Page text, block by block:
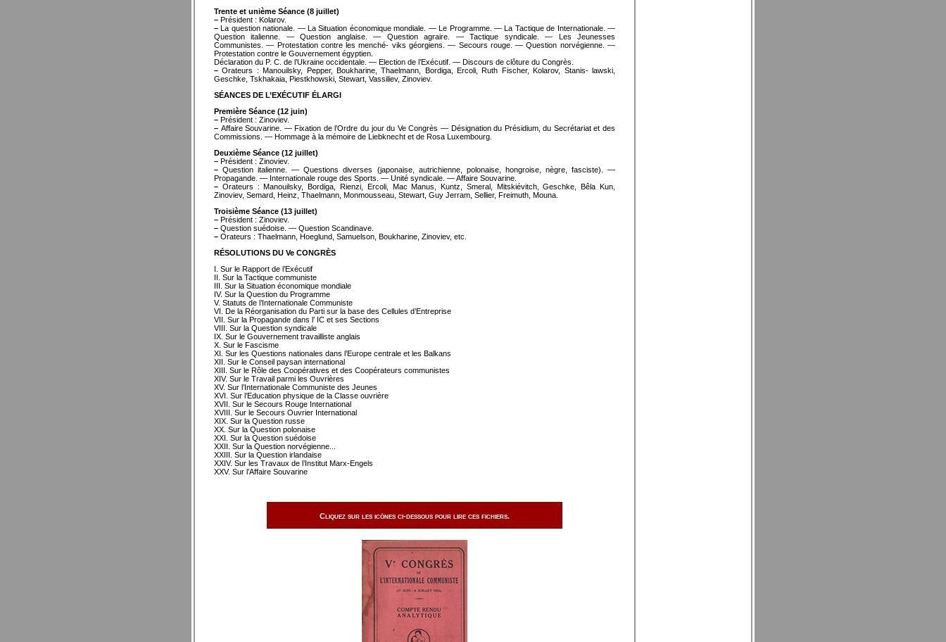
Trente et unième Séance (8 juillet)
– Président : Kolarov.
– La question nationale. — La Situation économique mondiale. — Le Programme. — La Tactique de Internationale. —
Question italienne. — Question anglaise. — Question agraire. — Tactique syndicale. — Les Jeunesses
Communistes. — Protestation contre les menché- viks géorgiens. — Secours rouge. — Question norvégienne. —
Protestation contre le Gouvernement égyptien.
Déclaration du P. C. de l’Ukraine occidentale. — Election de l’Exécutif. — Discours de clôture du Congrès.
– Orateurs : Manouilsky, Pepper, Boukharine, Thaelmann, Bordiga, Ercoli, Ruth Fischer, Kolarov, Stanis- lawski,
Geschke, Tskhakaia, Piestkhowski, Stewart, Vassiliev, Zinoviev.
SÉANCES DE L’EXÉCUTIF ÉLARGI
Première Séance (12 juin)
– Président : Zinoviev.
– Affaire Souvarine. — Fixation de l’Ordre du jour du Ve Congrès — Désignation du Présidium, du Secrétariat et des
Commissions. — Hommage à la mémoire de Liebknecht et de Rosa Luxembourg.
Deuxième Séance (12 juillet)
– Président : Zinoviev.
– Question italienne. — Questions diverses (japonaise, autrichienne, polonaise, hongroise, nègre, fasciste). —
Propagande. — Internationale rouge des Sports. — Unité syndicale. — Affaire Souvarine.
– Orateurs : Manouilsky, Bordiga, Rienzi, Ercoli, Mac Manus, Kuntz, Smeral, Mitskiévitch, Geschke, Bêla Kun,
Zinoviev, Semard, Heinz, Thaelmann, Monmousseau, Stewart, Guy Jerram, Sellier, Freimuth, Mouna.
Troisième Séance (13 juillet)
– Président : Zinoviev.
– Question suédoise. — Question Scandinave.
– Orateurs : Thaelmann, Hoeglund, Samuelson, Boukharine, Zinoviev, etc.
RÉSOLUTIONS DU Ve CONGRÈS
I. Sur le Rapport de l’Exécutif
II. Sur la Tactique communiste
III. Sur la Situation économique mondiale
IV. Sur la Question du Programme
V. Statuts de l’Internationale Communiste
VI. De la Réorganisation du Parti sur la base des Cellules d’Entreprise
VII. Sur la Propagande dans l’ IC et ses Sections
VIII. Sur la Question syndicale
IX. Sur le Gouvernement travailliste anglais
X. Sur le Fascisme
XI. Sur les Questions nationales dans l’Europe centrale et les Balkans
XII. Sur le Conseil paysan international
XIII. Sur le Rôle des Coopératives et des Coopérateurs communistes
XIV. Sur le Travail parmi les Ouvrières
XV. Sur l’Internationale Communiste des Jeunes
XVI. Sur l’Education physique de la Classe ouvrière
XVII. Sur le Secours Rouge International
XVIII. Sur le Secours Ouvrier International
XIX. Sur la Question russe
XX. Sur la Question polonaise
XXI. Sur la Question suédoise
XXII. Sur la Question norvégienne...
XXIII. Sur la Question irlandaise
XXIV. Sur les Travaux de l’Institut Marx-Engels
XXV. Sur l’Affaire Souvarine
Cliquez sur les icônes ci-dessous pour lire ces fichiers.